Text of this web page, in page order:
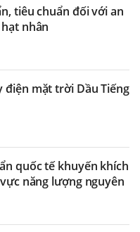
tiêu chuẩn đối với an
nhân
điện mặt trời Dầu Tiếng
quốc tế khuyến khích
năng lượng nguyên